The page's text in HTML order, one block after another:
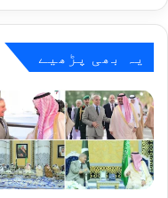
یہ بھی پڑھیے